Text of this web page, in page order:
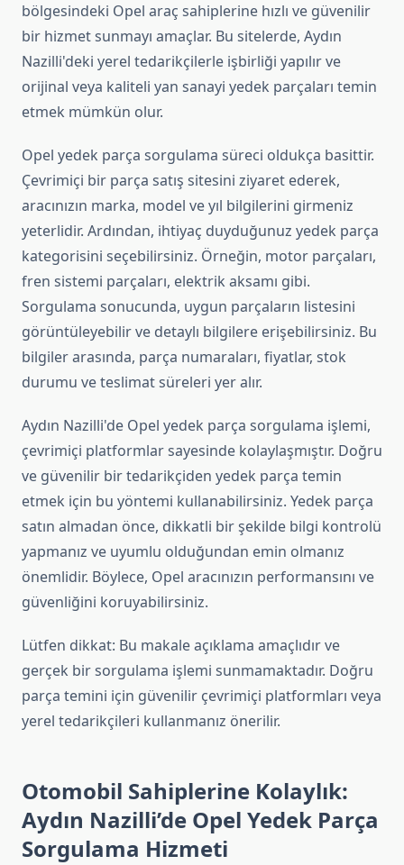
bölgesindeki Opel araç sahiplerine hızlı ve güvenilir
bir hizmet sunmayı amaçlar. Bu sitelerde, Aydın
Nazilli'deki yerel tedarikçilerle işbirliği yapılır ve
orijinal veya kaliteli yan sanayi yedek parçaları temin
etmek mümkün olur.
Opel yedek parça sorgulama süreci oldukça basittir.
Çevrimiçi bir parça satış sitesini ziyaret ederek,
aracınızın marka, model ve yıl bilgilerini girmeniz
yeterlidir. Ardından, ihtiyaç duyduğunuz yedek parça
kategorisini seçebilirsiniz. Örneğin, motor parçaları,
fren sistemi parçaları, elektrik aksamı gibi.
Sorgulama sonucunda, uygun parçaların listesini
görüntüleyebilir ve detaylı bilgilere erişebilirsiniz. Bu
bilgiler arasında, parça numaraları, fiyatlar, stok
durumu ve teslimat süreleri yer alır.
Aydın Nazilli'de Opel yedek parça sorgulama işlemi,
çevrimiçi platformlar sayesinde kolaylaşmıştır. Doğru
ve güvenilir bir tedarikçiden yedek parça temin
etmek için bu yöntemi kullanabilirsiniz. Yedek parça
satın almadan önce, dikkatli bir şekilde bilgi kontrolü
yapmanız ve uyumlu olduğundan emin olmanız
önemlidir. Böylece, Opel aracınızın performansını ve
güvenliğini koruyabilirsiniz.
Lütfen dikkat: Bu makale açıklama amaçlıdır ve
gerçek bir sorgulama işlemi sunmamaktadır. Doğru
parça temini için güvenilir çevrimiçi platformları veya
yerel tedarikçileri kullanmanız önerilir.
Otomobil Sahiplerine Kolaylık:
Aydın Nazilli’de Opel Yedek Parça
Sorgulama Hizmeti